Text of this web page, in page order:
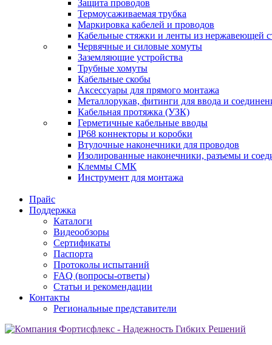
Защита проводов
Термоусаживаемая трубка
Маркировка кабелей и проводов
Кабельные стяжки и ленты из нержавеющей
Червячные и силовые хомуты
Заземляющие устройства
Трубные хомуты
Кабельные скобы
Аксессуары для прямого монтажа
Металлорукав, фитинги для ввода и
Кабельная протяжка (УЗК)
Герметичные кабельные вводы
IP68 коннекторы и коробки
Втулочные наконечники для проводов
Изолированные наконечники, разъемы и
Клеммы СМК
Инструмент для монтажа
Прайс
Поддержка
Каталоги
Видеообзоры
Сертификаты
Паспорта
Протоколы испытаний
FAQ (вопросы-ответы)
Статьи и рекомендации
Контакты
Региональные представители